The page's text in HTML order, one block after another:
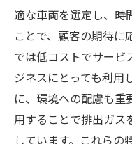
適な車両を選定し、時
ことで、顧客の期待に
では低コストでサービ
ジネスにとっても利用
に、環境への配慮も重
用することで排出ガス
しています。これらの